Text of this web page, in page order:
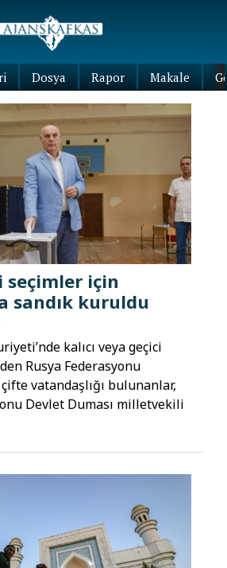
Dosya Rapor Makale
seçimler için
sandık kuruldu
kalıcı veya geçici
Rusya Federasyonu
vatandaşlığı bulunanlar,
Devlet Duması milletvekili